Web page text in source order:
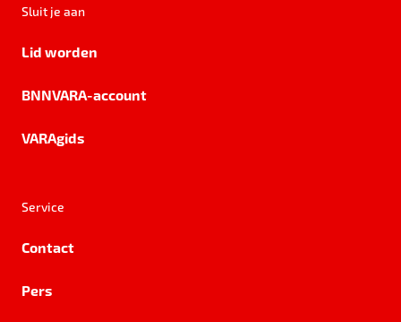
Sluit je aan
Lid worden
BNNVARA-account
VARAgids
Service
Contact
Pers